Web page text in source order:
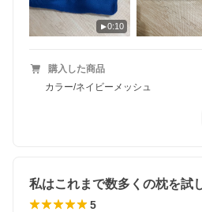
0:10
購入した商品
カラー/ネイビーメッシュ
5